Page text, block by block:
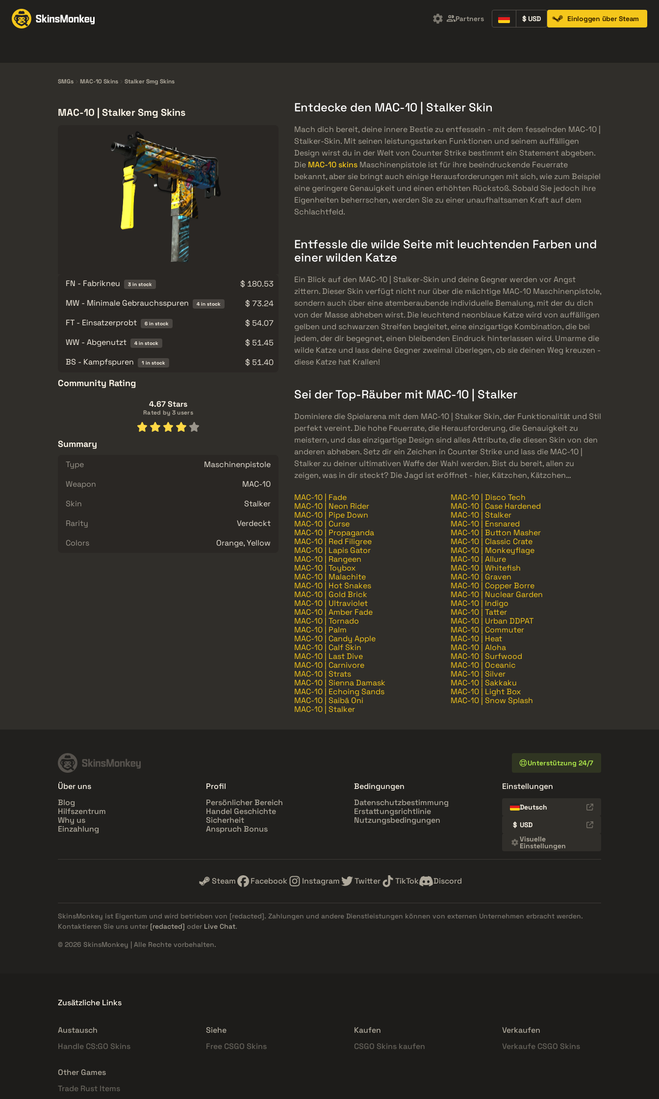
Partners $ USD Einloggen über Steam
SMGs MAC-10 Skins Stalker Smg Skins
MAC-10 | Stalker Smg Skins
FN - Fabrikneu 3 in stock
$ 180.53
MW - Minimale Gebrauchsspuren
4 in stock
$ 73.24
FT - Einsatzerprobt
6 in stock
$ 54.07
WW - Abgenutzt
4 in stock
$ 51.45
BS - Kampfspuren
1 in stock $ 51.40
Community Rating
4.67 Stars
Rated by 3 users
Summary
Type
Maschinenpistole
Weapon
MAC-10
Skin
Stalker
Rarity
Verdeckt
Colors
Orange, Yellow
Entdecke den MAC-10 | Stalker Skin
Mach dich bereit, deine innere Bestie zu entfesseln - mit dem fesselnden MAC-10 |
Stalker-Skin. Mit seinen leistungsstarken Funktionen und seinem auffälligen
Design wirst du in der Welt von Counter Strike bestimmt ein Statement abgeben.
Die MAC-10 skins Maschinenpistole ist für ihre beeindruckende Feuerrate
bekannt, aber sie bringt auch einige Herausforderungen mit sich, wie zum Beispiel
eine geringere Genauigkeit und einen erhöhten Rückstoß. Sobald Sie jedoch ihre
Eigenheiten beherrschen, werden Sie zu einer unaufhaltsamen Kraft auf dem
Schlachtfeld.
Entfessle die wilde Seite mit leuchtenden Farben und
einer wilden Katze
Ein Blick auf den MAC-10 | Stalker-Skin und deine Gegner werden vor Angst
zittern. Dieser Skin verfügt nicht nur über die mächtige MAC-10 Maschinenpistole,
sondern auch über eine atemberaubende individuelle Bemalung, mit der du dich
von der Masse abheben wirst. Die leuchtend neonblaue Katze wird von auffälligen
gelben und schwarzen Streifen begleitet, eine einzigartige Kombination, die bei
jedem, der dir begegnet, einen bleibenden Eindruck hinterlassen wird. Umarme die
wilde Katze und lass deine Gegner zweimal überlegen, ob sie deinen Weg kreuzen -
diese Katze hat Krallen!
Sei der Top-Räuber mit MAC-10 | Stalker
Dominiere die Spielarena mit dem MAC-10 | Stalker Skin, der Funktionalität und Stil
perfekt vereint. Die hohe Feuerrate, die Herausforderung, die Genauigkeit zu
meistern, und das einzigartige Design sind alles Attribute, die diesen Skin von den
anderen abheben. Setz dir ein Zeichen in Counter Strike und lass die MAC-10 |
Stalker zu deiner ultimativen Waffe der Wahl werden. Bist du bereit, allen zu
zeigen, was in dir steckt? Die Jagd ist eröffnet - hier, Kätzchen, Kätzchen…
MAC-10 | Fade
MAC-10 | Disco Tech
MAC-10 | Neon Rider
MAC-10 | Case Hardened
MAC-10 | Pipe Down
MAC-10 | Stalker
MAC-10 | Curse
MAC-10 | Ensnared
MAC-10 | Propaganda
MAC-10 | Button Masher
MAC-10 | Red Filigree
MAC-10 | Classic Crate
MAC-10 | Lapis Gator
MAC-10 | Monkeyflage
MAC-10 | Rangeen
MAC-10 | Allure
MAC-10 | Toybox
MAC-10 | Whitefish
MAC-10 | Malachite
MAC-10 | Graven
MAC-10 | Hot Snakes
MAC-10 | Copper Borre
MAC-10 | Gold Brick
MAC-10 | Nuclear Garden
MAC-10 | Ultraviolet
MAC-10 | Indigo
MAC-10 | Amber Fade
MAC-10 | Tatter
MAC-10 | Tornado
MAC-10 | Urban DDPAT
MAC-10 | Palm
MAC-10 | Commuter
MAC-10 | Candy Apple
MAC-10 | Heat
MAC-10 | Calf Skin
MAC-10 | Aloha
MAC-10 | Last Dive
MAC-10 | Surfwood
MAC-10 | Carnivore
MAC-10 | Oceanic
MAC-10 | Strats
MAC-10 | Silver
MAC-10 | Sienna Damask
MAC-10 | Sakkaku
MAC-10 | Echoing Sands
MAC-10 | Light Box
MAC-10 | Saibā Oni
MAC-10 | Snow Splash
MAC-10 | Stalker
Unterstützung 24/7
Über uns
Blog
Hilfszentrum
Why us
Einzahlung
Profil
Persönlicher Bereich
Handel Geschichte
Sicherheit
Anspruch Bonus
Bedingungen
Datenschutzbestimmung
Erstattungsrichtlinie
Nutzungsbedingungen
Einstellungen
Deutsch
$ USD
Visuelle
Einstellungen
Steam Facebook Instagram Twitter TikTok Discord
SkinsMonkey ist Eigentum und wird betrieben von [redacted]. Zahlungen und andere Dienstleistungen können von externen Unternehmen erbracht werden.
Kontaktieren Sie uns unter [redacted] oder Live Chat.
© 2026 SkinsMonkey | Alle Rechte vorbehalten.
Zusätzliche Links
Austausch
Handle CS:GO Skins
Siehe
Free CSGO Skins
Kaufen
CSGO Skins kaufen
Verkaufen
Verkaufe CSGO Skins
Other Games
Trade Rust Items